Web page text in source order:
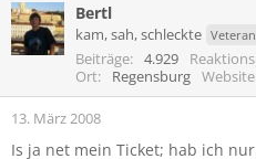
Bertl
kam, sah, schleckte Veteran
Beiträge 4.929
Ort
Regensburg Website
13. März 2008
Is ja net mein Ticket; hab ich